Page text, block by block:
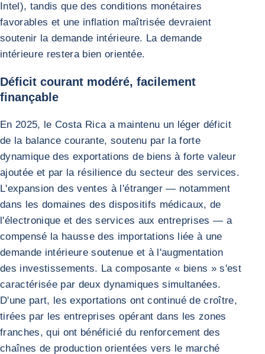
Intel), tandis que des conditions monétaires
favorables et une inflation maîtrisée devraient
soutenir la demande intérieure. La demande
intérieure restera bien orientée.
Déficit courant modéré, facilement
finançable
En 2025, le Costa Rica a maintenu un léger déficit
de la balance courante, soutenu par la forte
dynamique des exportations de biens à forte valeur
ajoutée et par la résilience du secteur des services.
L'expansion des ventes à l'étranger — notamment
dans les domaines des dispositifs médicaux, de
l'électronique et des services aux entreprises — a
compensé la hausse des importations liée à une
demande intérieure soutenue et à l'augmentation
des investissements. La composante « biens » s'est
caractérisée par deux dynamiques simultanées.
D'une part, les exportations ont continué de croître,
tirées par les entreprises opérant dans les zones
franches, qui ont bénéficié du renforcement des
chaînes de production orientées vers le marché